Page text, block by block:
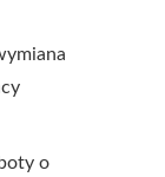
o